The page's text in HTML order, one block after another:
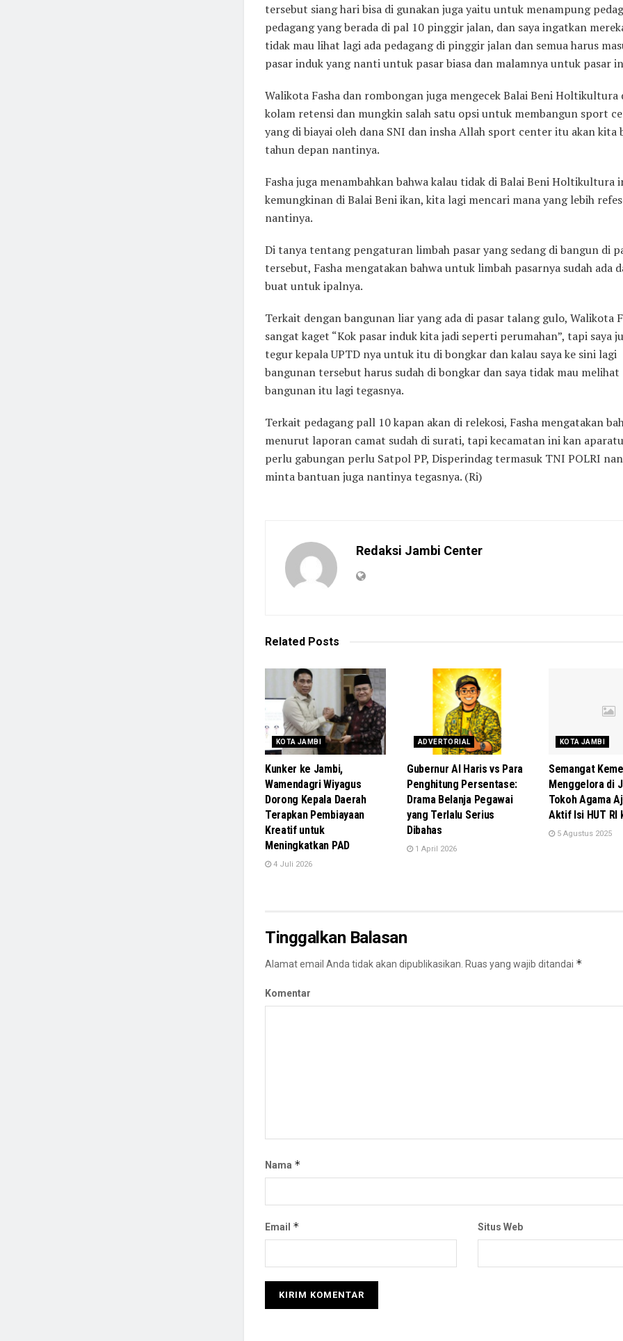
tersebut siang hari bisa di gunakan juga yaitu untuk menampung
pedagang yang berada di pal 10 pinggir jalan, dan saya ingatkan
tidak mau lihat lagi ada pedagang di pinggir jalan dan semua harus
pasar induk yang nanti untuk pasar biasa dan malamnya untuk pasar
Walikota Fasha dan rombongan juga mengecek Balai Beni Holtikultura
kolam retensi dan mungkin salah satu opsi untuk membangun sport
yang di biayai oleh dana SNI dan insha Allah sport center itu akan kita
tahun depan nantinya.
Fasha juga menambahkan bahwa kalau tidak di Balai Beni Holtikultura
kemungkinan di Balai Beni ikan, kita lagi mencari mana yang lebih
nantinya.
Di tanya tentang pengaturan limbah pasar yang sedang di bangun di
tersebut, Fasha mengatakan bahwa untuk limbah pasarnya sudah ada
buat untuk ipalnya.
Terkait dengan bangunan liar yang ada di pasar talang gulo, Walikota
sangat kaget “Kok pasar induk kita jadi seperti perumahan”, tapi saya
tegur kepala UPTD nya untuk itu di bongkar dan kalau saya ke sini lagi
bangunan tersebut harus sudah di bongkar dan saya tidak mau melihat
bangunan itu lagi tegasnya.
Terkait pedagang pall 10 kapan akan di relekosi, Fasha mengatakan
menurut laporan camat sudah di surati, tapi kecamatan ini kan
perlu gabungan perlu Satpol PP, Disperindag termasuk TNI POLRI
minta bantuan juga nantinya tegasnya. (Ri)
Redaksi Jambi Center
Related Posts
KOTA JAMBI
Kunker ke Jambi,
Wamendagri Wiyagus
Dorong Kepala Daerah
Terapkan Pembiayaan
Kreatif untuk
Meningkatkan PAD
4 Juli 2026
ADVERTORIAL
Gubernur Al Haris vs Para
Penghitung Persentase:
Drama Belanja Pegawai
yang Terlalu Serius
Dibahas
1 April 2026
KOTA JAMBI
Semangat
Menggelora di
Tokoh Agama
Aktif Isi HUT RI
5 Agustus 2025
Tinggalkan Balasan
Alamat email Anda tidak akan dipublikasikan. Ruas yang wajib ditandai *
Komentar
Nama *
Email * Situs Web